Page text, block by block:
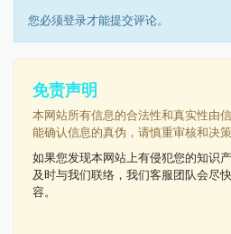
您必须登录才能提交评论。
免责声明
本网站所有信息的合法性和真实性由
能确认信息的真伪，请慎重审核和决策
如果您发现本网站上有侵犯您的知识
及时与我们联络，我们客服团队会尽
容。